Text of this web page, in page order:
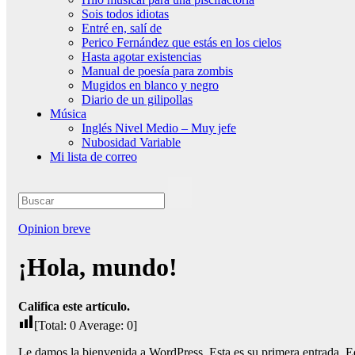
Sois todos idiotas
Entré en, salí de
Perico Fernández que estás en los cielos
Hasta agotar existencias
Manual de poesía para zombis
Mugidos en blanco y negro
Diario de un gilipollas
Música
Inglés Nivel Medio – Muy jefe
Nubosidad Variable
Mi lista de correo
Opinion breve
¡Hola, mundo!
Califica este artículo.
[Total: 0 Average: 0]
Le damos la bienvenida a WordPress. Esta es su primera